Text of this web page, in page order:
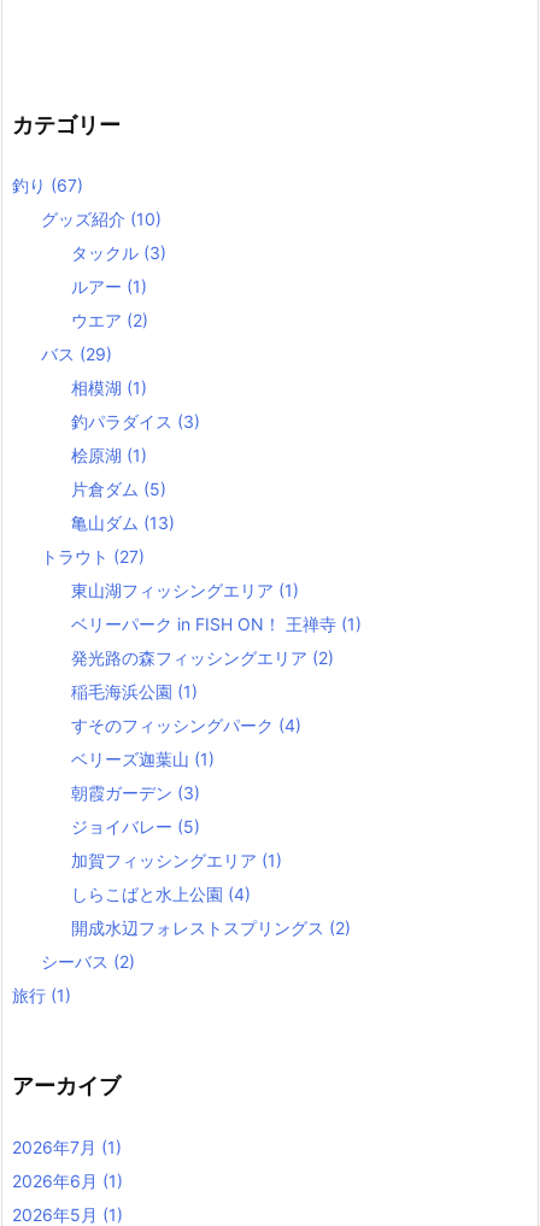
カテゴリー
釣り (67)
グッズ紹介 (10)
タックル (3)
ルアー (1)
ウエア (2)
バス (29)
相模湖 (1)
釣パラダイス (3)
桧原湖 (1)
片倉ダム (5)
亀山ダム (13)
トラウト (27)
東山湖フィッシングエリア (1)
ベリーパーク in FISH ON！ 王禅寺 (1)
発光路の森フィッシングエリア (2)
稲毛海浜公園 (1)
すそのフィッシングパーク (4)
ベリーズ迦葉山 (1)
朝霞ガーデン (3)
ジョイバレー (5)
加賀フィッシングエリア (1)
しらこばと水上公園 (4)
開成水辺フォレストスプリングス (2)
シーバス (2)
旅行 (1)
アーカイブ
2026年7月 (1)
2026年6月 (1)
2026年5月 (1)